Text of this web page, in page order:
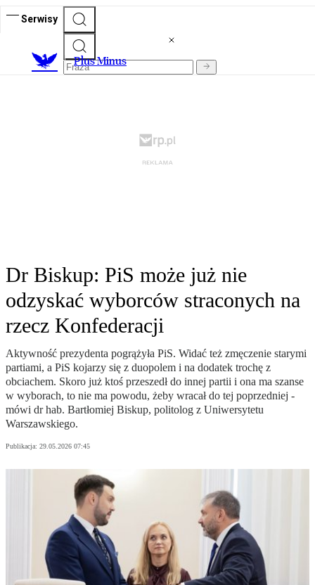
Serwisy
Plus Minus
Dr Biskup: PiS może już nie
odzyskać wyborców straconych na
rzecz Konfederacji
Aktywność prezydenta pogrążyła PiS. Widać też zmęczenie starymi
partiami, a PiS kojarzy się z duopolem i na dodatek trochę z
obciachem. Skoro już ktoś przeszedł do innej partii i ona ma szanse
w wyborach, to nie ma powodu, żeby wracał do tej poprzedniej -
mówi dr hab. Bartłomiej Biskup, politolog z Uniwersytetu
Warszawskiego.
Publikacja: 29.05.2026 07:45